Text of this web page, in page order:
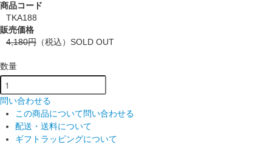
商品コード
TKA188
販売価格
4,180円 （税込） SOLD OUT
数量
問い合わせる
この商品について問い合わせる
配送・送料について
ギフトラッピングについて